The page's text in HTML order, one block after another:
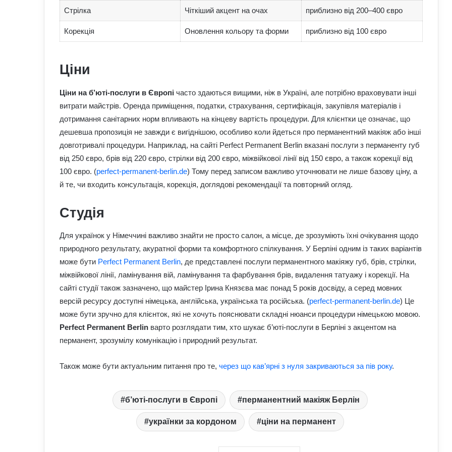
Стрілка Чіткіший акцент на очах приблизно від 200–400 євро
Корекція Оновлення кольору та форми приблизно від 100 євро
Ціни
Ціни на б’юті-послуги в Європі часто здаються вищими, ніж в Україні, але потрібно враховувати інші
витрати майстрів. Оренда приміщення, податки, страхування, сертифікація, закупівля матеріалів і
дотримання санітарних норм впливають на кінцеву вартість процедури. Для клієнтки це означає, що
дешевша пропозиція не завжди є вигіднішою, особливо коли йдеться про перманентний макіяж або інші
довготривалі процедури. Наприклад, на сайті Perfect Permanent Berlin вказані послуги з перманенту губ
від 250 євро, брів від 220 євро, стрілки від 200 євро, міжвійкової лінії від 150 євро, а також корекції від
100 євро. (perfect-permanent-berlin.de) Тому перед записом важливо уточнювати не лише базову ціну, а
й те, чи входить консультація, корекція, доглядові рекомендації та повторний огляд.
Студія
Для українок у Німеччині важливо знайти не просто салон, а місце, де зрозуміють їхні очікування щодо
природного результату, акуратної форми та комфортного спілкування. У Берліні одним із таких варіантів
може бути Perfect Permanent Berlin, де представлені послуги перманентного макіяжу губ, брів, стрілки,
міжвійкової лінії, ламінування вій, ламінування та фарбування брів, видалення татуажу і корекції. На
сайті студії також зазначено, що майстер Ірина Князєва має понад 5 років досвіду, а серед мовних
версій ресурсу доступні німецька, англійська, українська та російська. (perfect-permanent-berlin.de) Це
може бути зручно для клієнток, які не хочуть пояснювати складні нюанси процедури німецькою мовою.
Perfect Permanent Berlin варто розглядати тим, хто шукає б’юті-послуги в Берліні з акцентом на
перманент, зрозумілу комунікацію і природний результат.
Також може бути актуальним питання про те, через що кав’ярні з нуля закриваються за пів року.
б’юті-послуги в Європі перманентний макіяж Берлін
українки за кордоном ціни на перманент
На Полтавщині через удар РФ стався
витік небезпечної хімічної речовини:
що вже відомо
Як надмірне споживання солоного
впливає на організм: приховані
ризики для здоров’я
Чому квартири в Україні стають
Прогноз магнітних бур на 1–2 серпня:
Астропрогноз на вихідні, 1–2 серпня
2026 року: початок місяця принесе